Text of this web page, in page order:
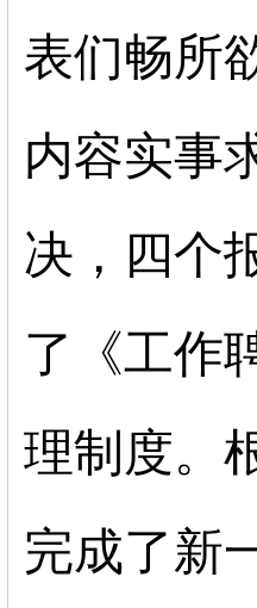
表们畅所
内容实事
决，四个
了《工作
理制度。
完成了新